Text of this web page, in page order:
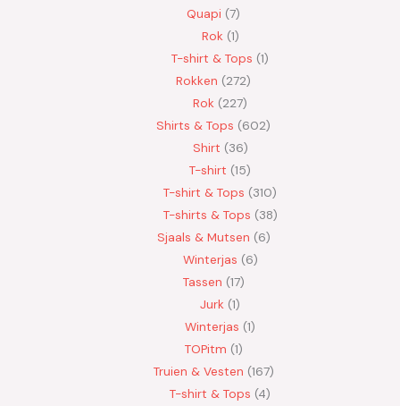
Quapi 7
Rok 1
T-shirt & Tops 1
Rokken 272
Rok 227
Shirts & Tops 602
Shirt 36
T-shirt 15
T-shirt & Tops 310
T-shirts & Tops 38
Sjaals & Mutsen 6
Winterjas 6
Tassen 17
Jurk 1
Winterjas 1
TOPitm 1
Truien & Vesten 167
T-shirt & Tops 4